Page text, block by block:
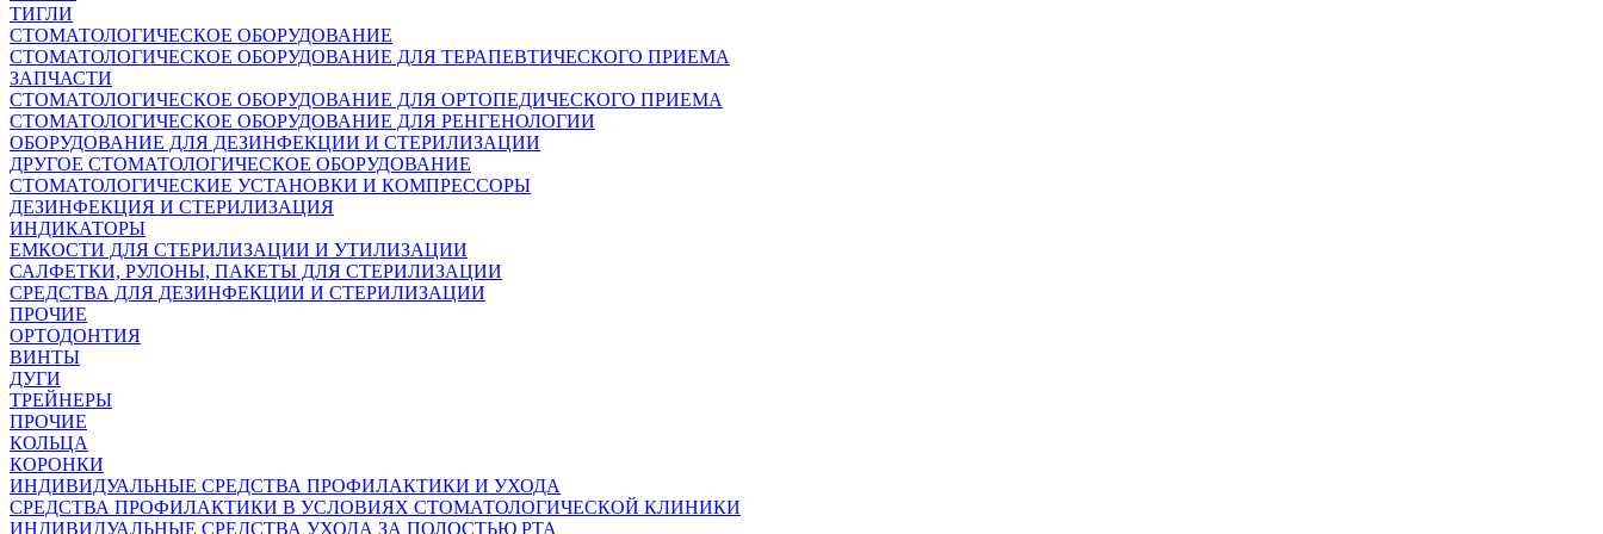
ТИГЛИ
СТОМАТОЛОГИЧЕСКОЕ ОБОРУДОВАНИЕ
СТОМАТОЛОГИЧЕСКОЕ ОБОРУДОВАНИЕ ДЛЯ ТЕРАПЕВТИЧЕСКОГО ПРИЕМА
ЗАПЧАСТИ
СТОМАТОЛОГИЧЕСКОЕ ОБОРУДОВАНИЕ ДЛЯ ОРТОПЕДИЧЕСКОГО ПРИЕМА
СТОМАТОЛОГИЧЕСКОЕ ОБОРУДОВАНИЕ ДЛЯ РЕНГЕНОЛОГИИ
ОБОРУДОВАНИЕ ДЛЯ ДЕЗИНФЕКЦИИ И СТЕРИЛИЗАЦИИ
ДРУГОЕ СТОМАТОЛОГИЧЕСКОЕ ОБОРУДОВАНИЕ
СТОМАТОЛОГИЧЕСКИЕ УСТАНОВКИ И КОМПРЕССОРЫ
ДЕЗИНФЕКЦИЯ И СТЕРИЛИЗАЦИЯ
ИНДИКАТОРЫ
ЕМКОСТИ ДЛЯ СТЕРИЛИЗАЦИИ И УТИЛИЗАЦИИ
САЛФЕТКИ, РУЛОНЫ, ПАКЕТЫ ДЛЯ СТЕРИЛИЗАЦИИ
СРЕДСТВА ДЛЯ ДЕЗИНФЕКЦИИ И СТЕРИЛИЗАЦИИ
ПРОЧИЕ
ОРТОДОНТИЯ
ВИНТЫ
ДУГИ
ТРЕЙНЕРЫ
ПРОЧИЕ
КОЛЬЦА
КОРОНКИ
ИНДИВИДУАЛЬНЫЕ СРЕДСТВА ПРОФИЛАКТИКИ И УХОДА
СРЕДСТВА ПРОФИЛАКТИКИ В УСЛОВИЯХ СТОМАТОЛОГИЧЕСКОЙ КЛИНИКИ
ИНДИВИДУАЛЬНЫЕ СРЕДСТВА УХОДА ЗА ПОЛОСТЬЮ РТА